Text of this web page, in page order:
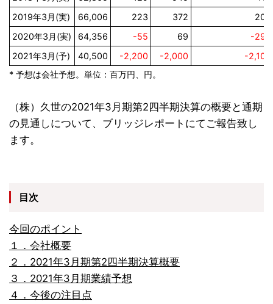
2019年3月(実)
66,006 223 372
209
2020年3月(実)
64,356 -55 69
-290
2021年3月(予)
40,500 -2,200 -2,000
-2,100
* 予想は会社予想。単位：百万円、円。
（株）久世の2021年3月期第2四半期決算の概要と通期
の見通しについて、ブリッジレポートにてご報告致し
ます。
目次
今回のポイント
１．会社概要
２．2021年3月期第2四半期決算概要
３．2021年3月期業績予想
４．今後の注目点